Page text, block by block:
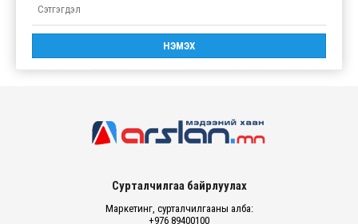
Сурталчилгаа байрлуулах
Маркетинг, сурталчилгааны алба:
+976 89400100